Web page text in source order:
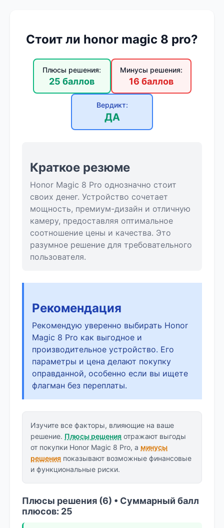
Стоит ли honor magic 8 pro?
Плюсы решения:
25 баллов
Минусы решения:
16 баллов
Вердикт:
ДА
Краткое резюме
Honor Magic 8 Pro однозначно стоит
своих денег. Устройство сочетает
мощность, премиум-дизайн и отличную
камеру, предоставляя оптимальное
соотношение цены и качества. Это
разумное решение для требовательного
пользователя.
Рекомендация
Рекомендую уверенно выбирать Honor
Magic 8 Pro как выгодное и
производительное устройство. Его
параметры и цена делают покупку
оправданной, особенно если вы ищете
флагман без переплаты.
Изучите все факторы, влияющие на ваше
решение. Плюсы решения отражают выгоды
от покупки Honor Magic 8 Pro, а минусы
решения показывают возможные финансовые
и функциональные риски.
Плюсы решения (6) • Суммарный балл
плюсов: 25